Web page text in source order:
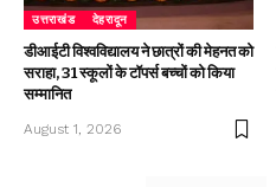
उत्तराखंड देहरादून
डीआईटी विश्वविद्यालय ने छात्रों की मेहनत को
सराहा, 31 स्कूलों के टॉपर्स बच्चों को किया
सम्मानित
August 1, 2026